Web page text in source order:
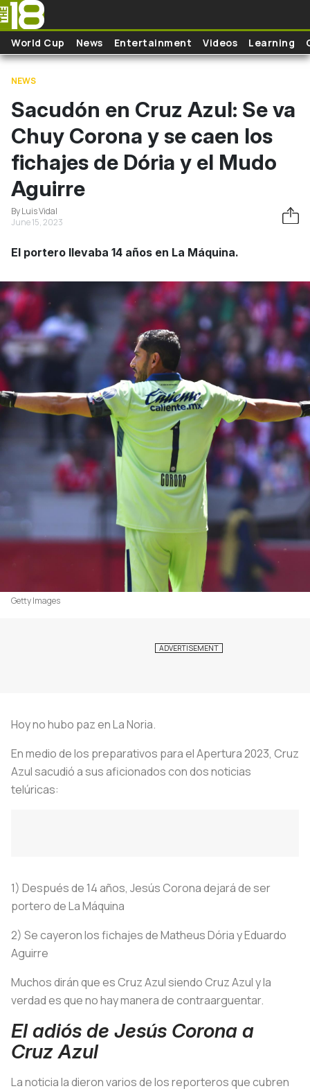
Skip to main content
World Cup News Entertainment Videos Learning
NEWS
Sacudón en Cruz Azul: Se va
Chuy Corona y se caen los
fichajes de Dória y el Mudo
Aguirre
By Luis Vidal
June 15, 2023
El portero llevaba 14 años en La Máquina.
Getty Images
Hoy no hubo paz en La Noria.
En medio de los preparativos para el Apertura 2023, Cruz
Azul sacudió a sus aficionados con dos noticias
telúricas:
1) Después de 14 años, Jesús Corona dejará de ser
portero de La Máquina
2) Se cayeron los fichajes de Matheus Dória y Eduardo
Aguirre
Muchos dirán que es Cruz Azul siendo Cruz Azul y la
verdad es que no hay manera de contraarguentar.
El adiós de Jesús Corona a
Cruz Azul
La noticia la dieron varios de los reporteros que cubren